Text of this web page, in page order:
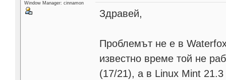
Window Manager: cinnamon
Здравей,
Проблемът не е в
известно време той не
(17/21), а в Linux Mint